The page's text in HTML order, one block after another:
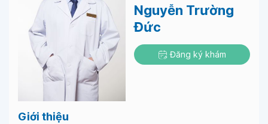
Nguyễn Trường
Đức
Đăng ký khám
Giới thiệu